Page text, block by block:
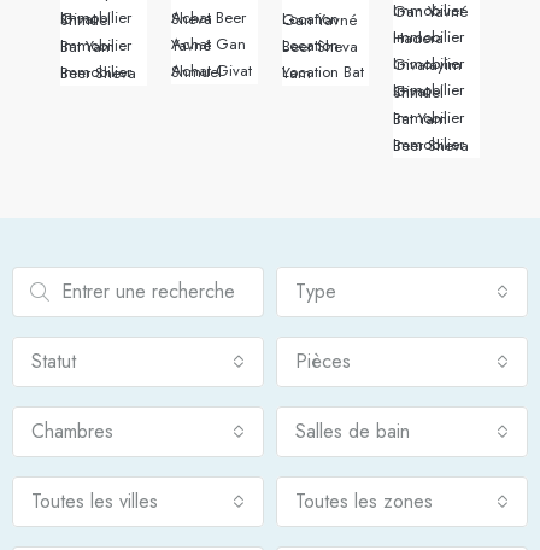
Immobilier Givat Shmuel
Immobilier Bat Yam
Immobilier Beer Sheva
Achat Beer Sheva
Achat Gan Yavné
Achat Givat Shmuel
Location Gan Yavné
Location Beer Sheva
Location Bat Yam
Immobilier Gan Yavné
Immobilier Hadera
Immobilier Givatayim
Immobilier Givat Shmuel
Immobilier Bat Yam
Immobilier Beer Sheva
Type
Statut Pièces
Chambres Salles de bain
Toutes les villes Toutes les zones